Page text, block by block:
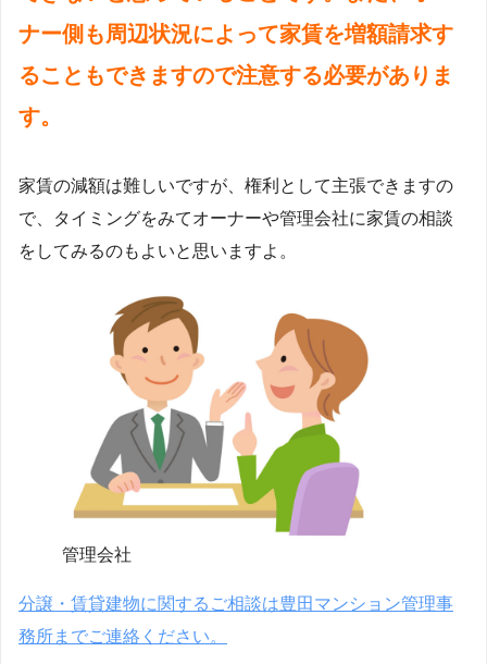
ナー側も周辺状況によって家賃を増額請求す
ることもできますので注意する必要がありま
す。
家賃の減額は難しいですが、権利として主張できますの
で、タイミングをみてオーナーや管理会社に家賃の相談
をしてみるのもよいと思いますよ。
管理会社
分譲・賃貸建物に関するご相談は豊田マンション管理事
務所までご連絡ください。